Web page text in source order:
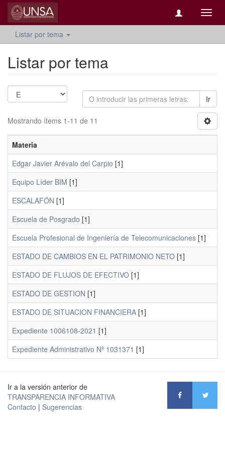
Listar por tema
Listar por tema
Ir
Mostrando ítems 1-11 de 11
Materia
Edgar Javier Arévalo del Carpio [1]
Equipo Líder BIM [1]
ESCALAFÓN [1]
Escuela de Posgrado [1]
Escuela Profesional de Ingeniería de Telecomunicaciones [1]
ESTADO DE CAMBIOS EN EL PATRIMONIO NETO [1]
ESTADO DE FLUJOS DE EFECTIVO [1]
ESTADO DE GESTION [1]
ESTADO DE SITUACION FINANCIERA [1]
Expediente 1006108-2021 [1]
Expediente Administrativo Nº 1031371 [1]
Ir a la versión anterior de
TRANSPARENCIA INFORMATIVA
Contacto | Sugerencias